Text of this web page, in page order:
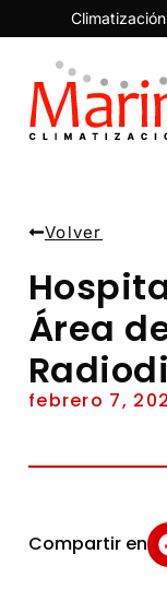
Volver
Área
febrero 7,
Compartir en